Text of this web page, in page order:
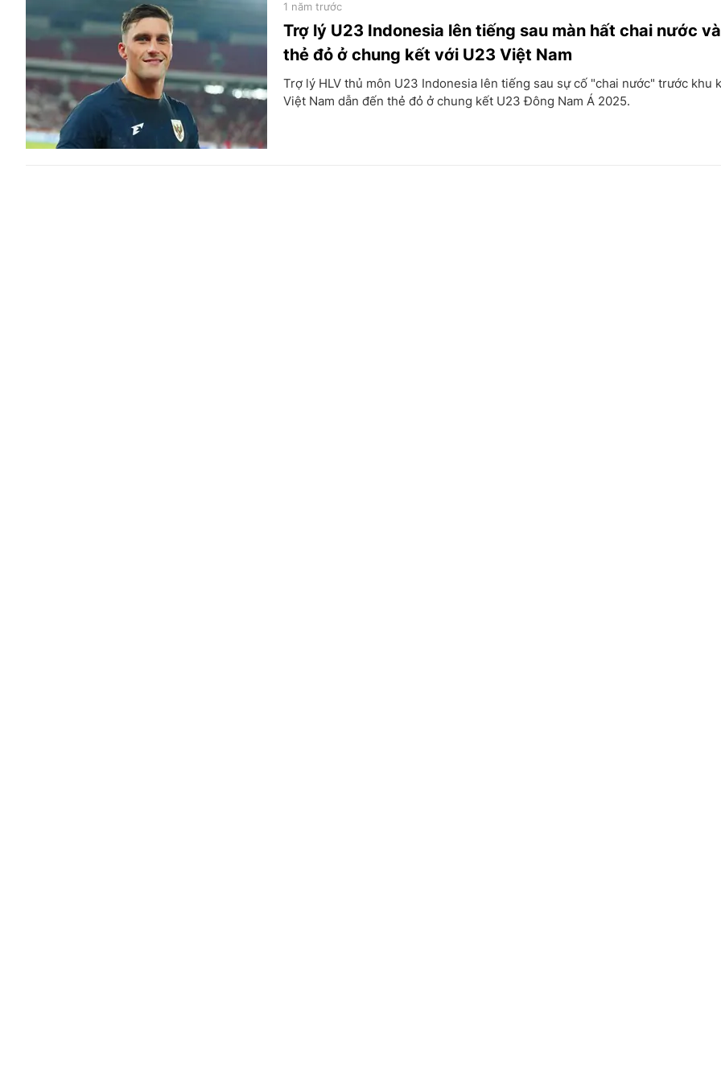
Trợ lý U23 Indonesia lên tiếng sau màn hất chai nước
thẻ đỏ ở chung kết với U23 Việt Nam
1 năm trước
Trợ lý HLV thủ môn U23 Indonesia lên tiếng sau sự cố "chai nước" trước khu
Việt Nam dẫn đến thẻ đỏ ở chung kết U23 Đông Nam Á 2025.